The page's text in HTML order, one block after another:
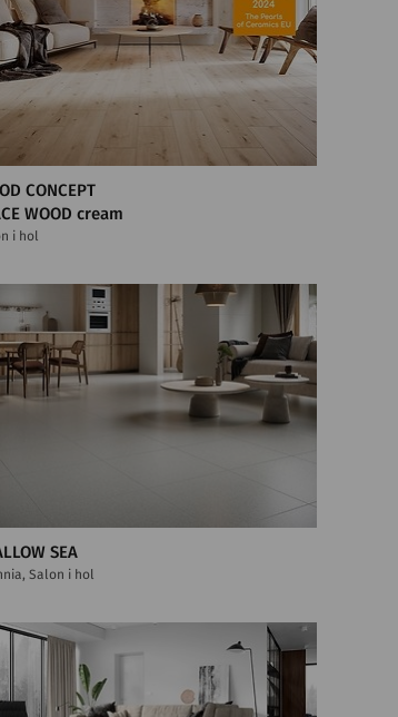
CONCEPT
WOOD cream
i hol
SEA
Salon i hol